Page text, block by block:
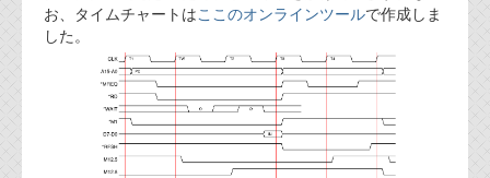
オンラインショップ
お問い合わせ
FAQ
お、タイムチャートはここのオンラインツールで作成しま
した。